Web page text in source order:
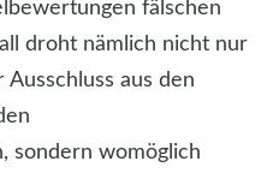
fälschen
droht nämlich nicht nur
aus den
sondern womöglich